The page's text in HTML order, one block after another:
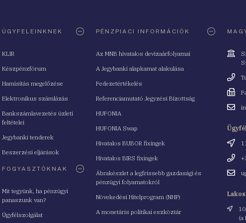
ÜGYFELEINKNEK
KLIR
Készpénzfórum
Hamisítás megelőzése
Elektronikus számlázás
Bankszámlavezetés üzleti
feltételei
Jegybanki tenderek
Beszerzési eljárások
FOGYASZTÓKNAK
Mit tegyünk, ha pénzügyi
panaszunk van?
Ügyfélszolgálat
PÉNZPIACI INFORMÁCIÓK
Az MNB hivatalos devizaárfolyamai
A Jegybanki alapkamat alakulása
Fedezetértékelés
Referenciamutató Jegyzési Bizottság
HUFONIA
HUFONIA Swap
Hivatalos BUBOR fixingek
Hivatalos BIRS fixingek
Ábrakészlet a legfrissebb gazdasági és
pénzügyi folyamatokról
Növekedési Hitelprogram (NHP)
A monetáris politikai eszköztár
Cím
Fax
Email
Cím
Email
Cím
(a